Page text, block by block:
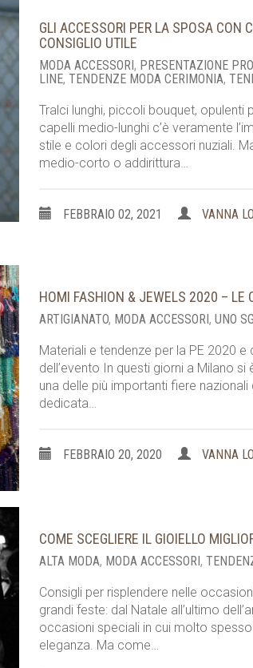
GLI ACCESSORI PER LA SPOSA CON
CONSIGLIO UTILE
MODA ACCESSORI, PRESENTAZIONE
LINE,TENDENZE MODA CERIMONIA,
Tralci lunghi, piccoli bouquet,
capelli medio-lunghi c’è veramente
stile e colori degli accessori nuziali.
medio-corto o addirittura…
FEBBRAIO 02, 2021 VANNA
HOMI FASHION & JEWELS 2020 – LE
ARTIGIANATO, MODA ACCESSORI,UNO
Materiali e tendenze per la PE 2020
dell’evento In questi giorni a Milano
una delle più importanti fiere
dedicata…
FEBBRAIO 20, 2020 VANNA
COME SCEGLIERE IL GIOIELLO
ALTA MODA, MODA ACCESSORI,
Consigli per risplendere nelle
grandi feste: dal Natale all’ultimo
occasioni speciali in cui molto
eleganza. Ma come…